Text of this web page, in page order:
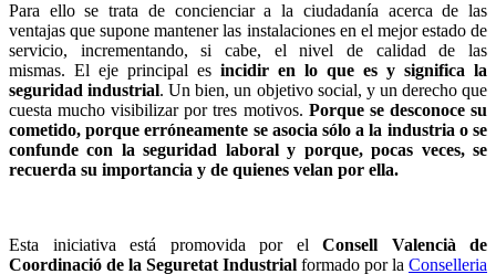
Para ello se trata de concienciar a la ciudadanía acerca de las
ventajas que supone mantener las instalaciones en el mejor estado de
servicio, incrementando, si cabe, el nivel de calidad de las
mismas. El eje principal es incidir en lo que es y significa la
seguridad industrial. Un bien, un objetivo social, y un derecho que
cuesta mucho visibilizar por tres motivos. Porque se desconoce su
cometido, porque erróneamente se asocia sólo a la industria o se
confunde con la seguridad laboral y porque, pocas veces, se
recuerda su importancia y de quienes velan por ella.
Esta iniciativa está promovida por el Consell Valencià de
Coordinació de la Seguretat Industrial formado por la Conselleria